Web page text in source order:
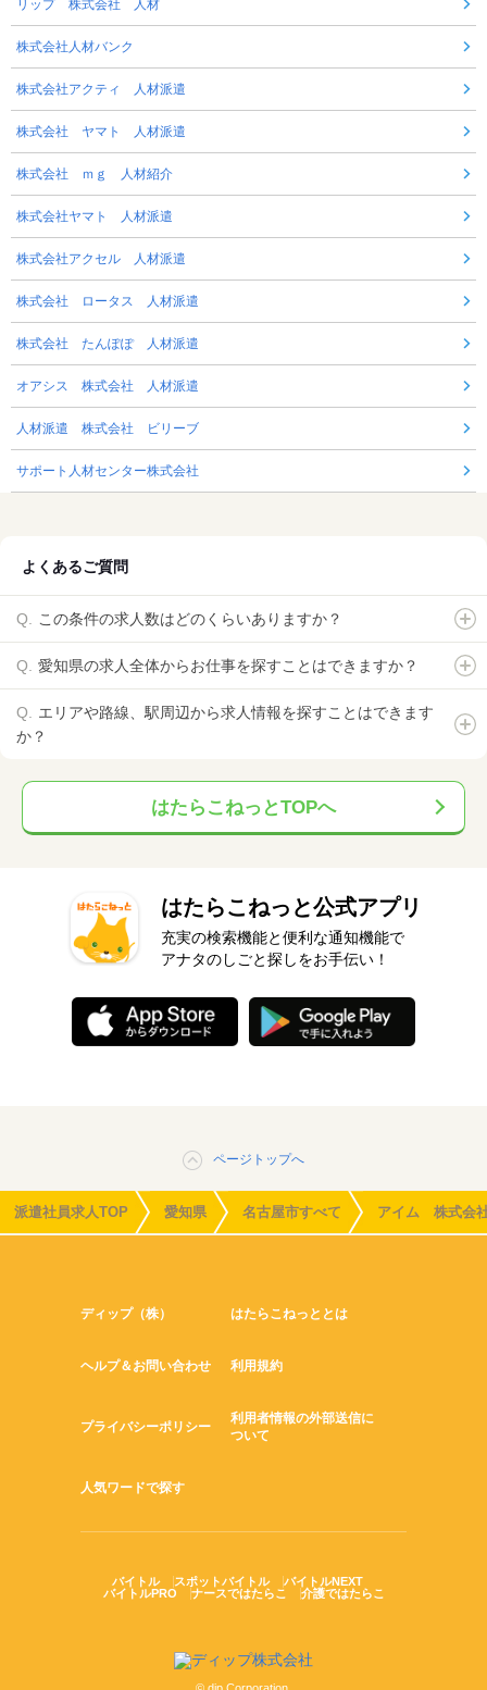
リップ 株式会社 人材
株式会社人材バンク
株式会社アクティ 人材派遣
株式会社 ヤマト 人材派遣
株式会社 ｍｇ 人材紹介
株式会社ヤマト 人材派遣
株式会社アクセル 人材派遣
株式会社 ロータス 人材派遣
株式会社 たんぽぽ 人材派遣
オアシス 株式会社 人材派遣
人材派遣 株式会社 ビリーブ
サポート人材センター株式会社
よくあるご質問
この条件の求人数はどのくらいありますか？
愛知県の求人全体からお仕事を探すことはできますか？
エリアや路線、駅周辺から求人情報を探すことはできます
か？
はたらこねっとTOPへ
はたらこねっと公式アプリ
充実の検索機能と便利な通知機能で
アナタのしごと探しをお手伝い！
ページトップへ
派遣社員求人TOP 愛知県 名古屋市すべて アイム 株式会
ディップ（株） はたらこねっととは
ヘルプ＆お問い合わせ 利用規約
プライバシーポリシー
利用者情報の外部送信に
ついて
人気ワードで探す
バイトル スポットバイトル
バイトルNEXT
バイトルPRO
ナースではたらこ 介護ではたらこ